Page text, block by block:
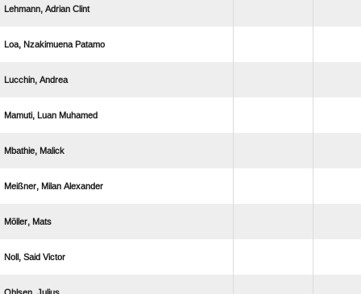
  
  
 
  
 
  
 
  